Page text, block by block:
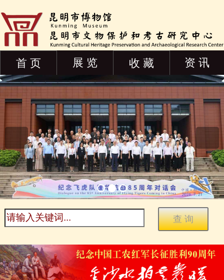
首 页 展 览 收 藏 资 讯